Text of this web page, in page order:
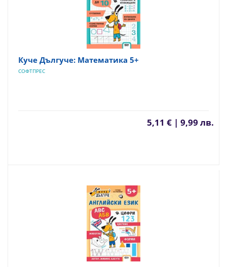
Куче Дългуче: Математика 5+
СОФТПРЕС
5,11 € | 9,99 лв.